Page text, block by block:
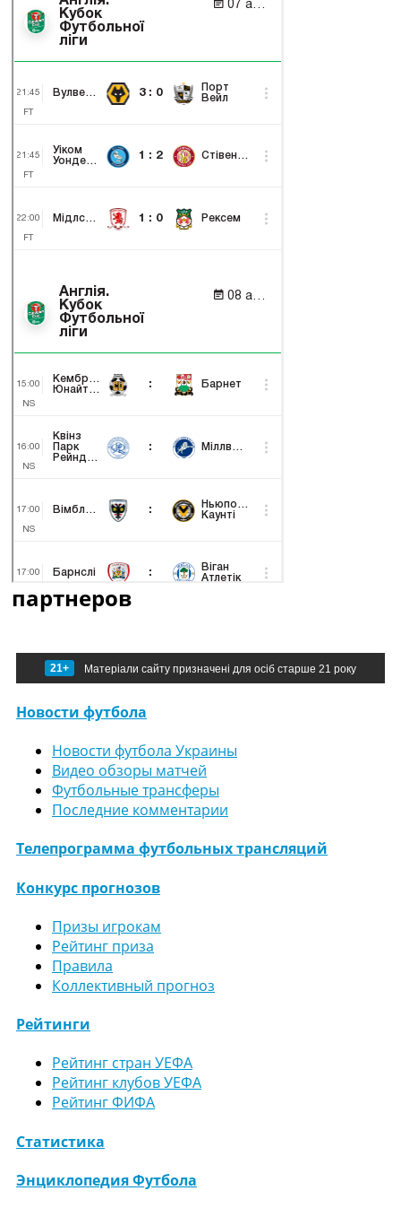
партнеров
21+ Матеріали сайту призначені для осіб старше 21 року
Новости футбола
Новости футбола Украины
Видео обзоры матчей
Футбольные трансферы
Последние комментарии
Телепрограмма футбольных трансляций
Конкурс прогнозов
Призы игрокам
Рейтинг приза
Правила
Коллективный прогноз
Рейтинги
Рейтинг стран УЕФА
Рейтинг клубов УЕФА
Рейтинг ФИФА
Статистика
Энциклопедия Футбола